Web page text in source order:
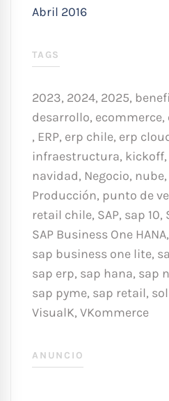
Abril 2016
TAGS
2023, 2024, 2025,
desarrollo, ecommerce,
, ERP, erp chile, erp
infraestructura, kickoff,
navidad, Negocio, nube,
Producción, punto de
retail chile, SAP, sap 10,
SAP Business One HANA,
sap business one lite,
sap erp, sap hana, sap
sap pyme, sap retail,
VisualK, VKommerce
ANUNCIO